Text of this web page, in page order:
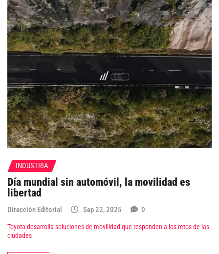
INDUSTRIA
Día mundial sin automóvil, la movilidad es
libertad
Dirección Editorial Sep 22, 2025 0
Toyota desarrolla soluciones de movilidad que responden a los retos de las
ciudades